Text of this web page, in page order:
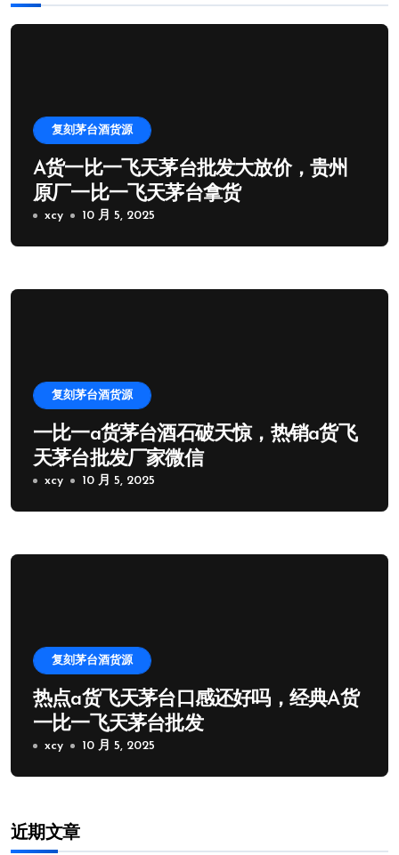
复刻茅台酒货源
A货一比一飞天茅台批发大放价，贵州
原厂一比一飞天茅台拿货
xcy 10 月 5, 2025
复刻茅台酒货源
一比一a货茅台酒石破天惊，热销a货飞
天茅台批发厂家微信
xcy 10 月 5, 2025
复刻茅台酒货源
热点a货飞天茅台口感还好吗，经典A货
一比一飞天茅台批发
xcy 10 月 5, 2025
近期文章